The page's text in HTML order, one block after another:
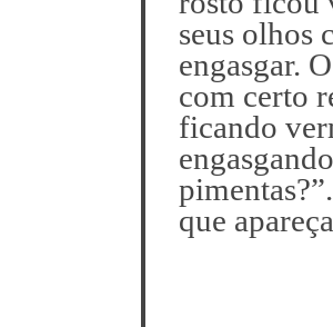
seus olhos
engasgar.
com certo
ficando
que